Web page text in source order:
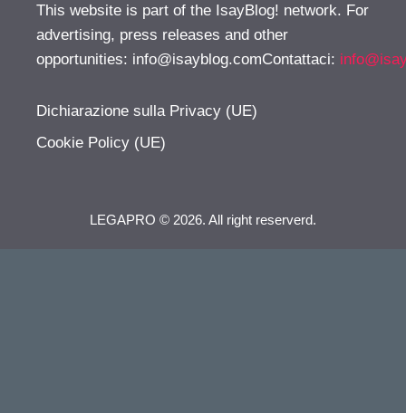
This website is part of the IsayBlog! network. For
advertising, press releases and other
opportunities: info@isayblog.comContattaci:
Dichiarazione sulla Privacy (UE)
Cookie Policy (UE)
LEGAPRO © 2026. All right reserverd.